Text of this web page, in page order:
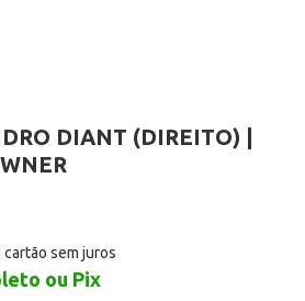
DIANT (DIREITO) |
ou Pix